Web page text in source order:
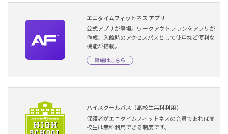
エニタイムフィットネス アプリ
公式アプリが登場。ワークアウトプランをアプリが
作成、入館時のアクセスパスとして使用など便利な
機能が搭載。
詳細はこちら
ハイスクールパス（高校生無料利用）
保護者がエニタイムフィットネスの会員であれば高
校生は無料利用できる制度です。